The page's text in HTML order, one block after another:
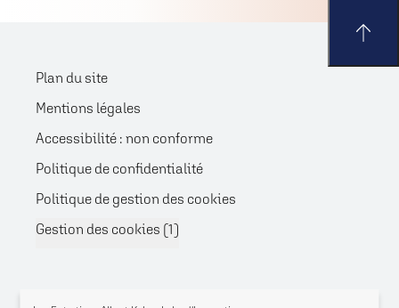
Plan du site
Mentions légales
Accessibilité : non conforme
Politique de confidentialité
Politique de gestion des cookies
Gestion des cookies (1)